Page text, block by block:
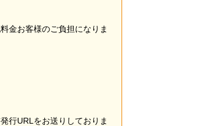
金お客様のご負担になりま
行URLをお送りしておりま